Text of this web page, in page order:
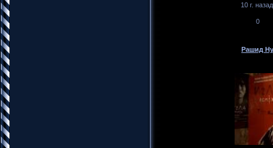
10 г. назад
0
Рашид